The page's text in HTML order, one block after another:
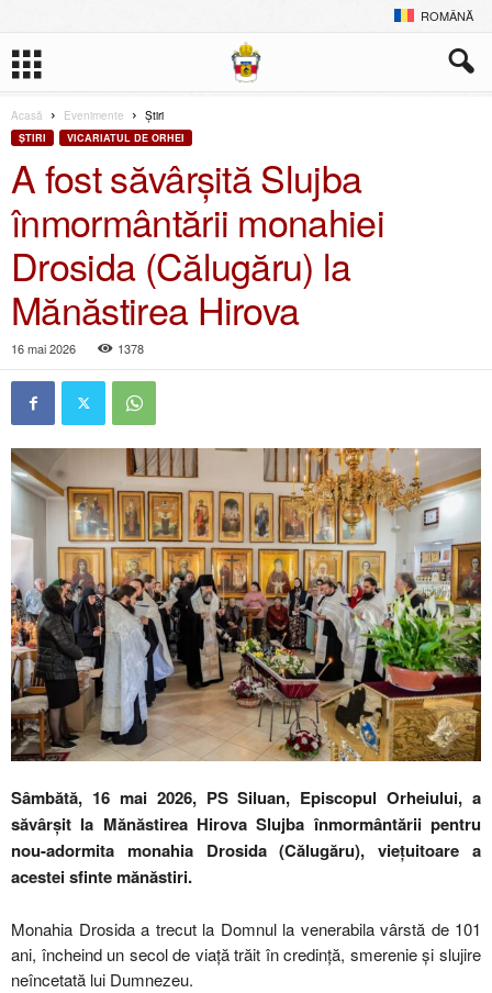
ROMÂNĂ
Acasă Evenimente Ştiri
ŞTIRI VICARIATUL DE ORHEI
A fost săvârșită Slujba
înmormântării monahiei
Drosida (Călugăru) la
Mănăstirea Hirova
16 mai 2026 1378
Sâmbătă, 16 mai 2026, PS Siluan, Episcopul Orheiului, a
săvârșit la Mănăstirea Hirova Slujba înmormântării pentru
nou-adormita monahia Drosida (Călugăru), viețuitoare a
acestei sfinte mănăstiri.
Monahia Drosida a trecut la Domnul la venerabila vârstă de 101
ani, încheind un secol de viață trăit în credință, smerenie și slujire
neîncetată lui Dumnezeu.